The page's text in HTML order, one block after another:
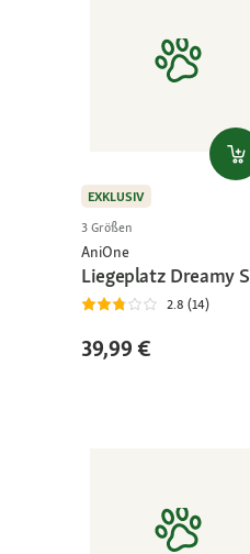
EXKLUSIV
3 Größen
AniOne
Liegeplatz Dreamy S
2.8 (14)
39,99 €